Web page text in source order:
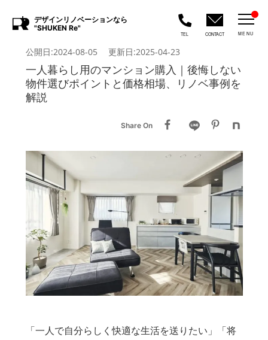
デザインリノベーションなら
"SHUKEN Re"
TEL CONTACT MENU
公開日:2024-08-05 更新日:2025-04-23
一人暮らし用のマンション購入｜後悔しない
物件選びポイントと価格相場、リノベ事例を
解説
Share On
「一人で自分らしく快適な生活を送りたい」「将